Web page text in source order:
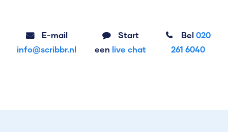
E-mail
info@scribbr.nl
Start
een live chat
Bel020
261 6040